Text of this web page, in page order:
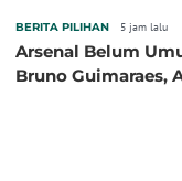
BERITA PILIHAN 5 jam lalu
Arsenal Belum
Bruno Guimaraes,